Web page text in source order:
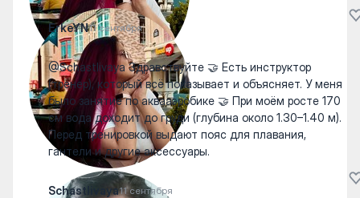
ErkeYN11 сентября
@Schastlivaya Здравствуйте 🤝 Есть инструктор
(тренер), который всё показывает и объясняет. У меня
было занятие по аквааэробике 🤝 При моём росте 170
см вода доходит до груди (глубина около 1.30–1.40 м).
Перед тренировкой выдают пояс для плавания,
гантели и другие аксессуары.
Schastlivaya11 сентября